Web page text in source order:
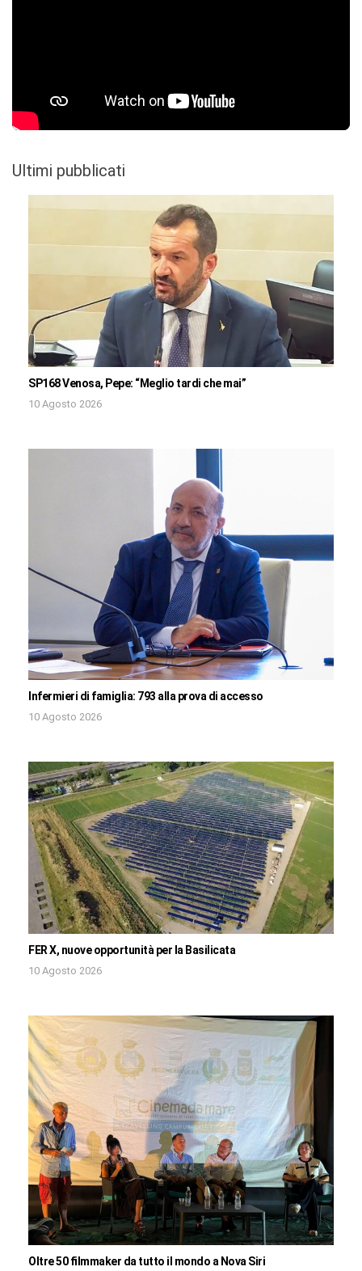
Ultimi pubblicati
SP168 Venosa, Pepe: “Meglio tardi che mai”
10 Agosto 2026
Infermieri di famiglia: 793 alla prova di accesso
10 Agosto 2026
FER X, nuove opportunità per la Basilicata
10 Agosto 2026
Oltre 50 filmmaker da tutto il mondo a Nova Siri